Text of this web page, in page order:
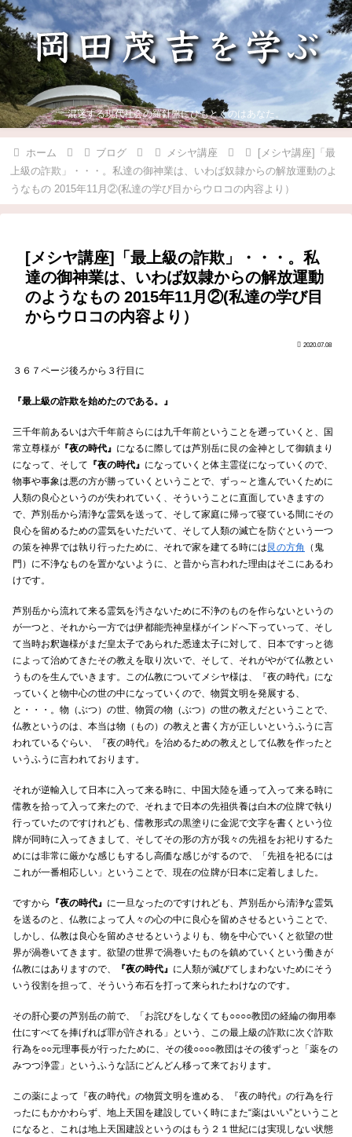
混迷する現代社会の羅針盤にひもとくのはあなた。
ホーム ブログ メシヤ講座
[メシヤ講座]「最
上級の詐欺」・・・。私達の御神業は、いわば奴隷からの解放運動のよ
うなもの 2015年11月②(私達の学び目からウロコの内容より）
[メシヤ講座]「最上級の詐欺」・・・。私
達の御神業は、いわば奴隷からの解放運動
のようなもの 2015年11月②(私達の学び目
からウロコの内容より）
2020.07.08
３６７ページ後ろから３行目に
『最上級の詐欺を始めたのである。』
三千年前あるいは六千年前さらには九千年前ということを遡っていくと、国
常立尊様が 『夜の時代』 になるに際しては芦別岳に艮の金神として御鎮まり
になって、そして 『夜の時代』 になっていくと体主霊従になっていくので、
物事や事象は悪の方が勝っていくということで、ずっ～と進んでいくために
人類の良心というのが失われていく、そういうことに直面していきますの
で、芦別岳から清浄な霊気を送って、そして家庭に帰って寝ている間にその
良心を留めるための霊気をいただいて、そして人類の滅亡を防ぐという一つ
の策を神界では執り行ったために、それで家を建てる時には 艮の方角
（鬼
門）に不浄なものを置かないように、と昔から言われた理由はそこにあるわ
けです。
芦別岳から流れて来る霊気を汚さないために不浄のものを作らないというの
が一つと、それから一方では伊都能売神皇様がインドへ下っていって、そし
て当時お釈迦様がまだ皇太子であられた悉達太子に対して、日本ですっと徳
によって治めてきたその教えを取り次いで、そして、それがやがて仏教とい
うものを生んでいきます。この仏教についてメシヤ様は、『夜の時代』にな
っていくと物中心の世の中になっていくので、物質文明を発展する、
と・・・。物（ぶつ）の世、物質の物（ぶつ）の世の教えだということで、
仏教というのは、本当は物（もの）の教えと書く方が正しいというふうに言
われているぐらい、『夜の時代』を治めるための教えとして仏教を作ったと
いうふうに言われております。
それが逆輸入して日本に入って来る時に、中国大陸を通って入って来る時に
儒教を拾って入って来たので、それまで日本の先祖供養は白木の位牌で執り
行っていたのですけれども、儒教形式の黒塗りに金泥で文字を書くという位
牌が同時に入ってきまして、そしてその形の方が我々の先祖をお祀りするた
めには非常に厳かな感じもするし高価な感じがするので、「先祖を祀るには
これが一番相応しい」ということで、現在の位牌が日本に定着しました。
ですから 『夜の時代』 に一旦なったのですけれども、芦別岳から清浄な霊気
を送るのと、仏教によって人々の心の中に良心を留めさせるということで、
しかし、仏教は良心を留めさせるというよりも、物を中心でいくと欲望の世
界が渦巻いてきます。欲望の世界で渦巻いたものを鎮めていくという働きが
仏教にはありますので、
『夜の時代』 に人類が滅びてしまわないためにそう
いう役割を担って、そういう布石を打って来られたわけなのです。
その肝心要の芦別岳の前で、「お詫びをしなくても○○○○教団の経綸の御用奉
仕にすべてを捧げれば罪が許される」という、この最上級の詐欺に次ぐ詐欺
行為を○○元理事長が行ったために、その後○○○○教団はその後ずっと「薬をの
みつつ浄霊」というふうな話にどんどん移って来ております。
この薬によって『夜の時代』の物質文明を進める、『夜の時代』の行為を行
ったにもかかわらず、地上天国を建設していく時にまた“薬はいい”ということ
になると、これは地上天国建設というのはもう２１世紀には実現しない状態